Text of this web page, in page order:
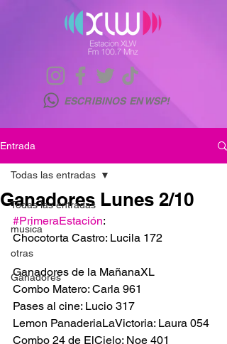
ESCRIBINOS EN WSP!
Entrada
Todas las entradas
musica
otras
Ganadores
Todas las entradas
Ganadores Lunes 2/10
#PrimeraEstación:
Chocotorta Castro: Lucila 172
Ganadores de la MañanaXL
Combo Matero: Carla 961
Pases al cine: Lucio 317
Lemon PanaderiaLaVictoria: Laura 054
Combo 24 de ElCielo: Noe 401